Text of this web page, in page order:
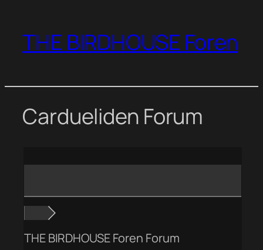
springen
THE BIRDHOUSE Foren
Cardueliden Forum
THE BIRDHOUSE Foren Forum